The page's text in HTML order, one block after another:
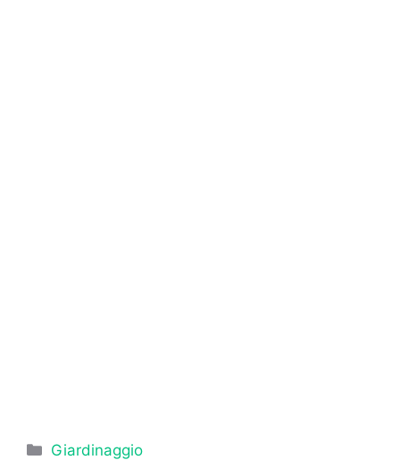
Categorie
Giardinaggio